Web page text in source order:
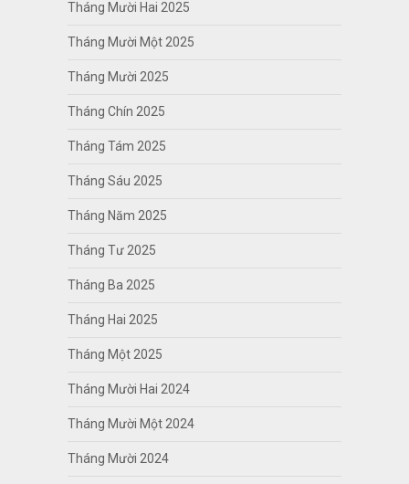
Tháng Mười Hai 2025
Tháng Mười Một 2025
Tháng Mười 2025
Tháng Chín 2025
Tháng Tám 2025
Tháng Sáu 2025
Tháng Năm 2025
Tháng Tư 2025
Tháng Ba 2025
Tháng Hai 2025
Tháng Một 2025
Tháng Mười Hai 2024
Tháng Mười Một 2024
Tháng Mười 2024